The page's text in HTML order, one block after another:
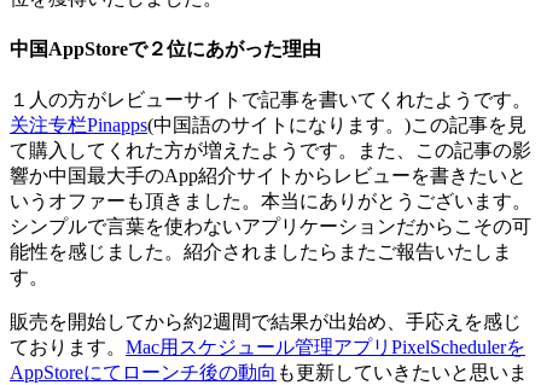
中国AppStoreで２位にあがった理由
１人の方がレビューサイトで記事を書いてくれたようです。
关注专栏Pinapps(中国語のサイトになります。)この記事を見
て購入してくれた方が増えたようです。また、この記事の影
響か中国最大手のApp紹介サイトからレビューを書きたいと
いうオファーも頂きました。本当にありがとうございます。
シンプルで言葉を使わないアプリケーションだからこその可
能性を感じました。紹介されましたらまたご報告いたしま
す。
販売を開始してから約2週間で結果が出始め、手応えを感じ
ております。 Mac用スケジュール管理アプリPixelSchedulerを
AppStoreにてローンチ後の動向 も更新していきたいと思いま